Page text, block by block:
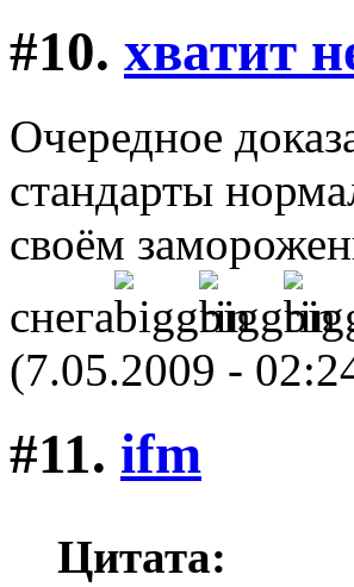
#10. хватит
Очередное
стандарты
своём
снега
(7.05.2009 -
#11. ifm
Цитата: